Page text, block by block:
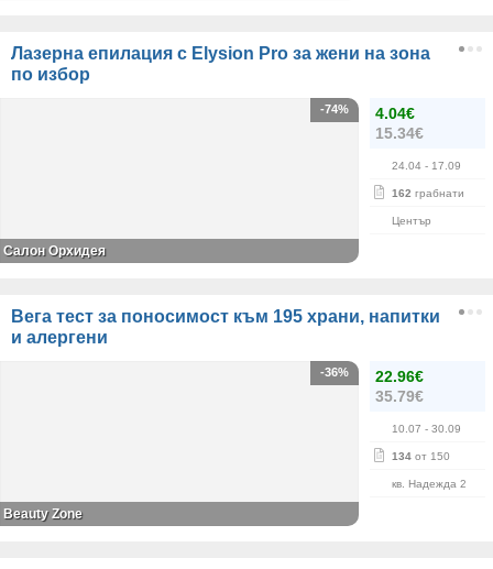
Лазерна епилация с Elysion Pro за жени на зона
по избор
4.04€
15.34€
24.04 - 17.09
162 грабнати
Център
-74%
Салон Орхидея
Вега тест за поносимост към 195 храни, напитки
и алергени
22.96€
35.79€
10.07 - 30.09
134 от 150
кв. Надежда 2
-36%
Beauty Zone